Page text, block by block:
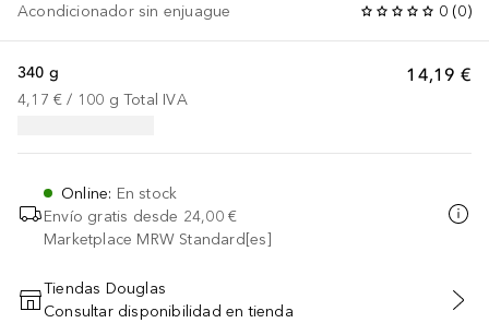
Acondicionador sin enjuague 0 (0)
14,19 €
340 g
4,17 € / 100 g Total IVA
Online: En stock
Envío gratis desde 24,00 €
Marketplace MRW Standard[es]
AÑADIR AL CARRITO
Tiendas Douglas
Consultar disponibilidad en tienda